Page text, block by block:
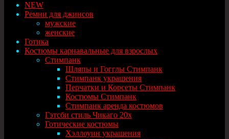
NEW
Ремни для джинсов
мужские
женские
Готика
Костюмы карнавальные для взрослых
Стимпанк
Шляпы и Гогглы Стимпанк
Стимпанк украшения
Перчатки и Корсеты Стимпанк
Костюмы Стимпанк
Стимпанк аренда костюмов
Гэтсби стиль Чикаго 20х
Готические костюмы
Хэллоуин украшения